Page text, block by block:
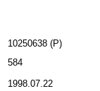
10250638 (P)
584
1998.07.22